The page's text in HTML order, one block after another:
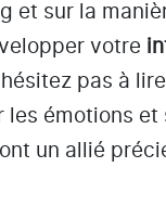
et sur la
votre
pas à
les émotions et
un allié